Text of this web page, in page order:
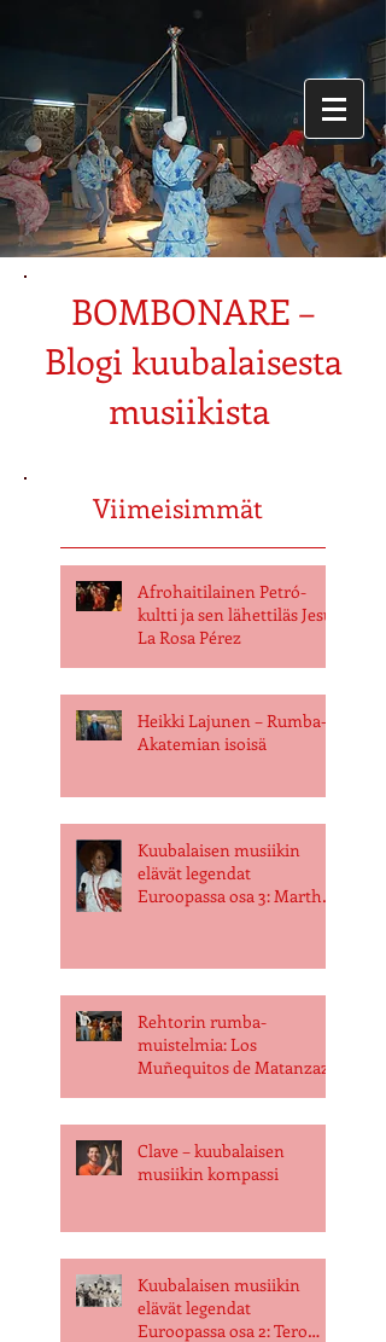
BOMBONARE –
Blogi kuubalaisesta
musiikista
Viimeisimmät
Afrohaitilainen Petró-
kultti ja sen lähettiläs Jesús
La Rosa Pérez
Heikki Lajunen – Rumba-
Akatemian isoisä
Kuubalaisen musiikin
elävät legendat
Euroopassa osa 3: Martha
Rehtorin rumba-
muistelmia: Los
Muñequitos de Matanzaz
Clave – kuubalaisen
musiikin kompassi
Kuubalaisen musiikin
elävät legendat
Euroopassa osa 2: Tero